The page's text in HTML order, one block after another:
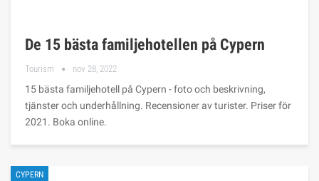
De 15 bästa familjehotellen på Cypern
Tourism nov 28, 2022
15 bästa familjehotell på Cypern - foto och beskrivning,
tjänster och underhållning. Recensioner av turister. Priser för
2021. Boka online.
CYPERN